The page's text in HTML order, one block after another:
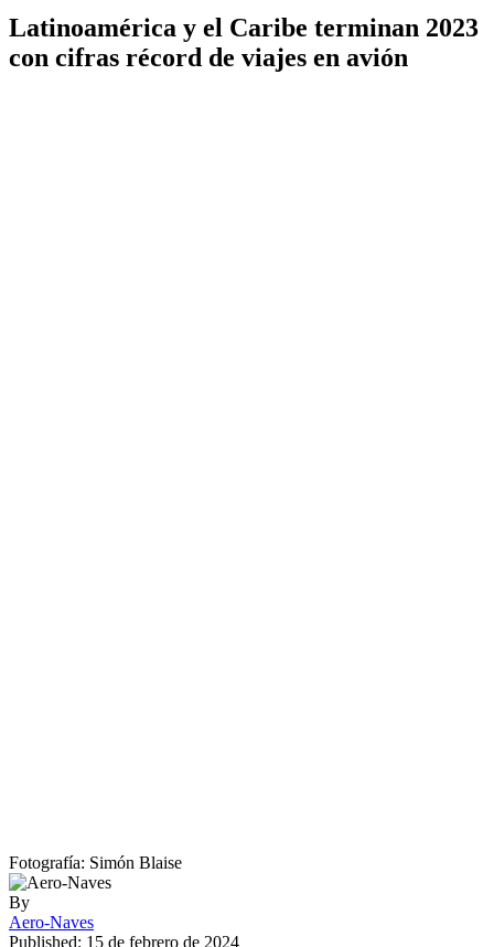
Latinoamérica y el Caribe terminan 2023
con cifras récord de viajes en avión
Fotografía: Simón Blaise
By
Aero-Naves
Published: 15 de febrero de 2024